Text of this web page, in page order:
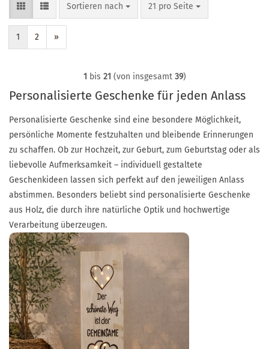
Sortieren nach
Sortieren nach 21 pro Seite
pro Seite
1 2 »
1 bis 21 (von insgesamt 39)
Personalisierte Geschenke für jeden Anlass
Personalisierte Geschenke sind eine besondere Möglichkeit,
persönliche Momente festzuhalten und bleibende Erinnerungen
zu schaffen. Ob zur Hochzeit, zur Geburt, zum Geburtstag oder als
liebevolle Aufmerksamkeit – individuell gestaltete
Geschenkideen lassen sich perfekt auf den jeweiligen Anlass
abstimmen. Besonders beliebt sind personalisierte Geschenke
aus Holz, die durch ihre natürliche Optik und hochwertige
Verarbeitung überzeugen.